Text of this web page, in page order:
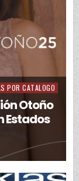
POR CATALOGO
Otoño
Estados